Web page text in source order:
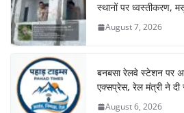
स्थानों पर ध्वस्तीकरण,
August 7, 2026
बनबसा रेलवे स्टेशन पर
एक्सप्रेस, रेल मंत्री ने दी
August 6, 2026